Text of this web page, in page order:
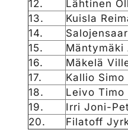
12.
Lähtinen
13.
Kuisla
14.
15.
Mäntymäki
16.
Mäkelä
17.
Kallio Simo
18.
Leivo Timo
19.
Irri Joni-
20.
Filatoff